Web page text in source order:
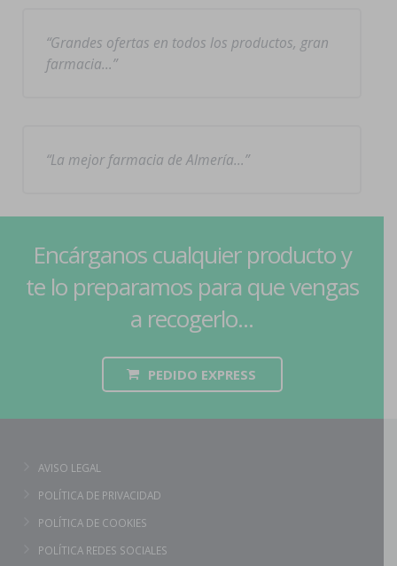
Grandes ofertas en todos los productos, gran
farmacia…
La mejor farmacia de Almería…
Encárganos cualquier producto y
te lo preparamos para que vengas
a recogerlo...
PEDIDO EXPRESS
AVISO LEGAL
POLÍTICA DE PRIVACIDAD
POLÍTICA DE COOKIES
POLÍTICA REDES SOCIALES